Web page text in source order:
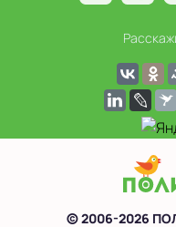
© 2006-2026